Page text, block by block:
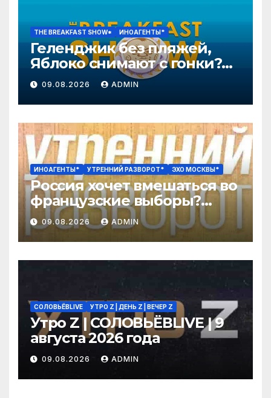
THE BREAKFAST SHOW* ИНОАГЕНТЫ*
Геленджик без пляжей,
Яблоко снимают с гонки?
Колобку грозят расправой.
Давлетгильдеев, Рогов
09.08.2026 ADMIN
ИНОАГЕНТЫ* УТРЕННИЙ РАЗВОРОТ* ЭХО МОСКВЫ*
Россия хочет вмешаться во
французские выборы?
Эпичный провал «Колобка»
/ Катаев*, Бородина
09.08.2026 ADMIN
СОЛОВЬЁВLIVE УТРО Z | ДЕНЬ Z | ВЕЧЕР Z
Утро Z | СОЛОВЬЁВLIVE | 9
августа 2026 года
09.08.2026 ADMIN